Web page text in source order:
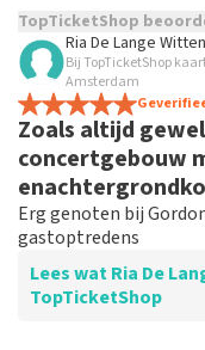
TopTicketShop
TopTicketShop
niet mogelijk om een
tickets hebt
grof taalgebruik en/of
Het kan enkele weken
geplaatst.
Ria De Lange
Bij TopTicketShop
Amsterdam
Zoals altijd
concertgebouw
Erg genoten bij
gastoptredens
Lees wat Ria De
TopTicketShop